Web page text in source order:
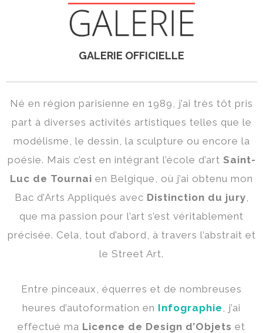
Site officiel
GALERIE OFFICIELLE
Né en région parisienne en 1989, j’ai très tôt pris
part à diverses activités artistiques telles que le
modélisme, le dessin, la sculpture ou encore la
poésie. Mais c’est en intégrant l’école d’art Saint-
Luc de Tournai en Belgique, où j’ai obtenu mon
Bac d’Arts Appliqués avec Distinction du jury
que ma passion pour l’art s’est véritablement
précisée. Cela, tout d’abord, à travers l’abstrait et
le Street Art.
Entre pinceaux, équerres et de nombreuses
heures d’autoformation en Infographie , j’ai
effectué ma Licence de Design d’Objets et